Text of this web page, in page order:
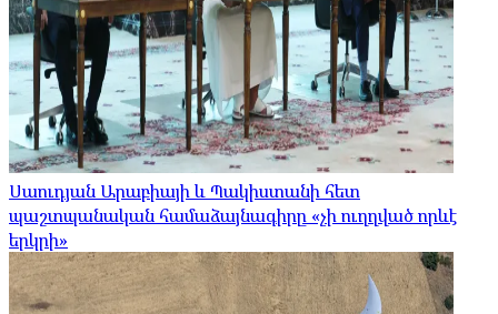
Սաուդյան Արաբիայի և Պակիստանի հետ
պաշտպանական համաձայնագիրը «չի ուղղված որևէ
երկրի»